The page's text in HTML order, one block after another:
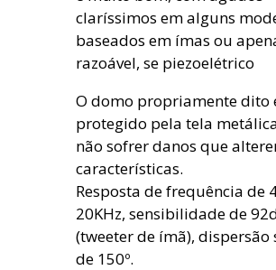
claríssimos em alguns
baseados em ímas ou
razoável, se piezoelétrico
O domo propriamente dito
protegido pela tela
não sofrer danos que
características.
Resposta de frequência de
20KHz, sensibilidade de
(tweeter de ímã), dispersão
de 150º.